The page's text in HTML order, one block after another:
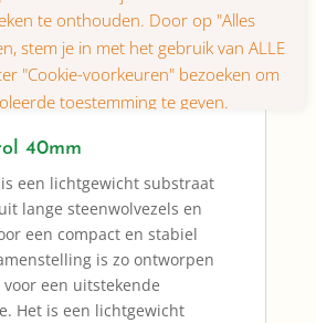
per vierkante meter 20
95%.
40mm
een lichtgewicht substraat
lange steenwolvezels en
een compact en stabiel
is zo ontworpen
een uitstekende
Het is een lichtgewicht